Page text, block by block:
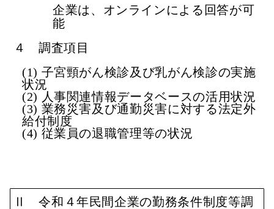
企業は、 オンラインによる回答が可
能
４ 調査項目
(1) 子宮頸がん検診及び乳がん検診の実施
状況
(2) 人事関連情報データベースの活用状況
(3) 業務災害及び通勤災害に対する法定外
給付制度
(4) 従業員の退職管理等の状況
Ⅱ 令和４年民間企業の勤務条件制度等調